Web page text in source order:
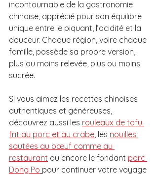
incontournable de la gastronomie
chinoise, apprécié pour son équilibre
unique entre le piquant, l’acidité et la
douceur. Chaque région, voire chaque
famille, possède sa propre version,
plus ou moins relevée, plus ou moins
sucrée.
Si vous aimez les recettes chinoises
authentiques et généreuses,
découvrez aussi les rouleaux de tofu
frit au porc et au crabe , les nouilles
sautées au bœuf comme au
restaurant ou encore le fondant porc
Dong Po pour continuer votre voyage